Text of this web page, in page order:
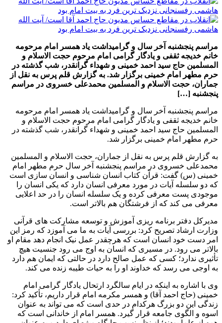
مراسم پنجشنبه آخر سال و گرامیداشت یاد همسر امام مرحومه
خانم خدیجه ثقفی و یادگار گرامی امام مرحوم حجت الاسلام و
المسلمین حاج سید احمد خمینی و شهداء گرانقدر، شب گذشته در
حرم مطهر امام خمینی برگزار شد. به گزارش قلم پرس به نقل از
جماران، حجت الاسلام و المسلمین محمدعلی خسروی در مراسم
پنجشنبه […]
مراسم پنجشنبه آخر سال و گرامیداشت یاد همسر امام مرحومه
خانم خدیجه ثقفی و یادگار گرامی امام مرحوم حجت الاسلام و
المسلمین حاج سید احمد خمینی و شهداء گرانقدر، شب گذشته در
حرم مطهر امام خمینی برگزار شد.
به گزارش قلم پرس به نقل از جماران، حجت الاسلام و المسلمین
محمدعلی خسروی در مراسم پنجشنبه آخر سال حرم مطهر امام
خمینی (س) گفت: قرآن کتاب انسان شناسی و انسان سازی است
که دو سلسله آیات در مورد معرفی انسان دارد که یکی انسان را
موجودی پست معرفی کرده و یک سلسله انسان را در حد اعلایی
معرفی می کند که از فرشتگان هم بالاتر است.
مدیرکل دفتر برنامه ریزی آموزش و توسعه مشارکت های قرآنی
وزارت ارشاد تصریح کرد: بررسی آیات به ما می آموزد که رمز این
امر دست خود انسان است که هرچقدر عمل نیک انجام دهد مقام او
بالاتر می رود. در مسیری که انسان به اوج می رود جنسیت هیچ
تأثیری ندارد؛ کسی که عمل صالح دارد در حالتی که ایمان هم دارد
به اوجی می رسد که خداوند او را به حیات طیبه زنده می کند.
وی با اشاره به اینکه در ایام سالگرد ارتحال یادگار گرامی امام
خمینی (حاج احمد آقا) و همسر مکرمه امام قرار داریم، تأکید کرد:
زندگی این دو بزرگ هرکدام در حدی است که می تواند به عنوان
اسوه و الگوی جامعه قرار گیرد. همسر امام از خاندانی است که